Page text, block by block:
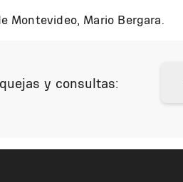
Montevideo, Mario Bergara.
y consultas: